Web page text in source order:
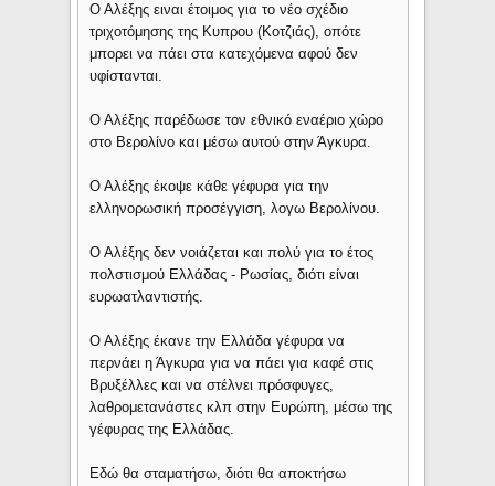
Ο Αλέξης ειναι έτοιμος για το νέο σχέδιο
τριχοτόμησης της Κυπρου (Κοτζιάς), οπότε
μπορει να πάει στα κατεχόμενα αφού δεν
υφίστανται.
Ο Αλέξης παρέδωσε τον εθνικό εναέριο χώρο
στο Βερολίνο και μέσω αυτού στην Άγκυρα.
Ο Αλέξης έκοψε κάθε γέφυρα για την
ελληνορωσική προσέγγιση, λογω Βερολίνου.
Ο Αλέξης δεν νοιάζεται και πολύ για το έτος
πολστισμού Ελλάδας - Ρωσίας, διότι είναι
ευρωατλαντιστής.
Ο Αλέξης έκανε την Ελλάδα γέφυρα να
περνάει η Άγκυρα για να πάει για καφέ στις
Βρυξέλλες και να στέλνει πρόσφυγες,
λαθρομετανάστες κλπ στην Ευρώπη, μέσω της
γέφυρας της Ελλάδας.
Εδώ θα σταματήσω, διότι θα αποκτήσω